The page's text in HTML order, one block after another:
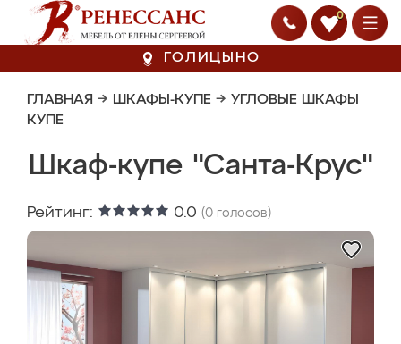
0
ГОЛИЦЫНО
ГЛАВНАЯ → ШКАФЫ-КУПЕ → УГЛОВЫЕ ШКАФЫ
КУПЕ
Шкаф-купе "Санта-Крус"
Рейтинг: 0.0 (0 голосов)